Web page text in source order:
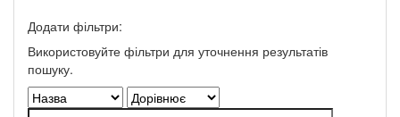
Додати фільтри:
Використовуйте фільтри для уточнення результатів
пошуку.